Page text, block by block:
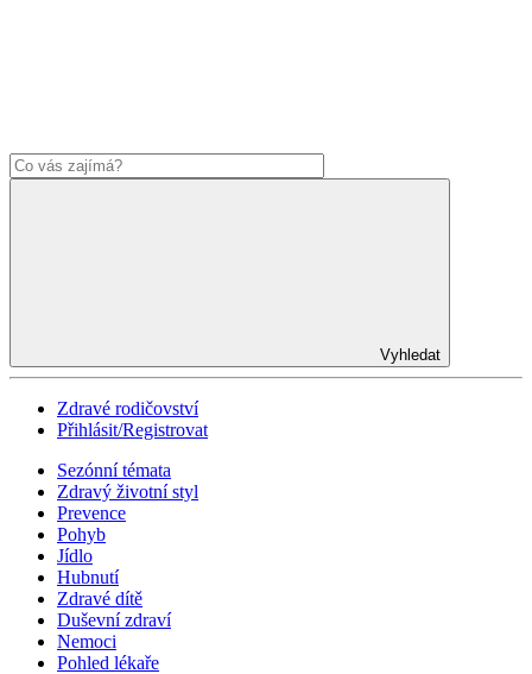
Vyhledat
Zdravé rodičovství
Přihlásit/Registrovat
Sezónní témata
Zdravý životní styl
Prevence
Pohyb
Jídlo
Hubnutí
Zdravé dítě
Duševní zdraví
Nemoci
Pohled lékaře